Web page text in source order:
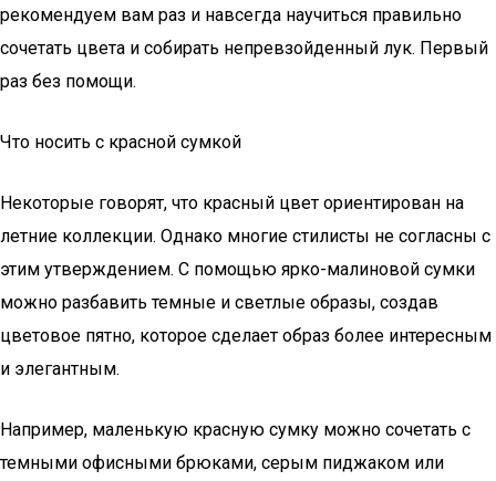
рекомендуем вам раз и навсегда научиться правильно
сочетать цвета и собирать непревзойденный лук. Первый
раз без помощи.
Что носить с красной сумкой
Некоторые говорят, что красный цвет ориентирован на
летние коллекции. Однако многие стилисты не согласны с
этим утверждением. С помощью ярко-малиновой сумки
можно разбавить темные и светлые образы, создав
цветовое пятно, которое сделает образ более интересным
и элегантным.
Например, маленькую красную сумку можно сочетать с
темными офисными брюками, серым пиджаком или